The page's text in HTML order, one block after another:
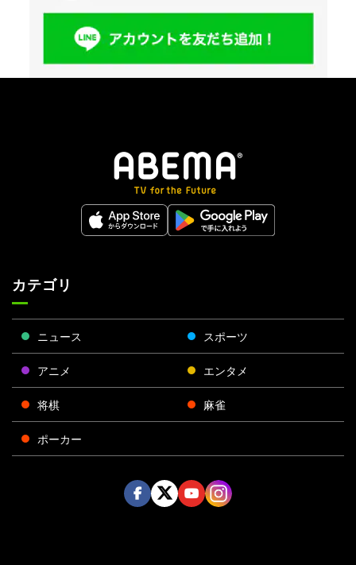
カテゴリ
ニュース スポーツ
アニメ エンタメ
将棋 麻雀
ポーカー